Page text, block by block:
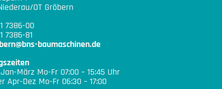
OT Gröbern
7386-00
7386-81
baumaschinen.de
März Mo-Fr 07:00 – 15:45 Uhr
Apr-Dez Mo-Fr 06:30 – 17:00